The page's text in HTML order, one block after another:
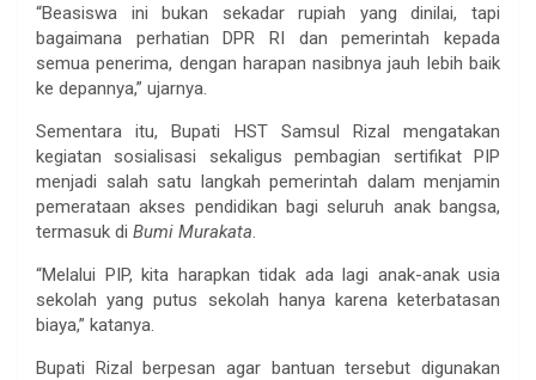
“Beasiswa ini bukan sekadar rupiah yang dinilai, tapi
bagaimana perhatian DPR RI dan pemerintah kepada
semua penerima, dengan harapan nasibnya jauh lebih baik
ke depannya,” ujarnya.
Sementara itu, Bupati HST Samsul Rizal mengatakan
kegiatan sosialisasi sekaligus pembagian sertifikat PIP
menjadi salah satu langkah pemerintah dalam menjamin
pemerataan akses pendidikan bagi seluruh anak bangsa,
termasuk di Bumi Murakata
“Melalui PIP, kita harapkan tidak ada lagi anak-anak usia
sekolah yang putus sekolah hanya karena keterbatasan
biaya,” katanya.
Bupati Rizal berpesan agar bantuan tersebut digunakan